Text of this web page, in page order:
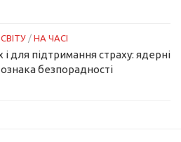
/ НА ЧАСІ
і для підтримання страху: ядерні
безпорадності